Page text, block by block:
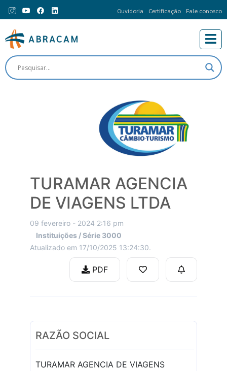
Ouvidoria Certificação Fale conosco
TURAMAR AGENCIA
DE VIAGENS LTDA
09 fevereiro - 2024 2:16 pm
Instituições / Série 3000
Atualizado em 17/10/2025 13:24:30.
PDF
RAZÃO SOCIAL
TURAMAR AGENCIA DE VIAGENS